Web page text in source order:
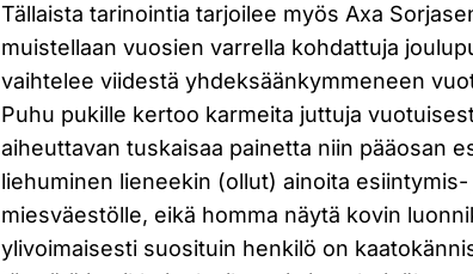
Tällaista tarinointia tarjoilee myös Axa
muistellaan vuosien varrella kohdattuja
vaihtelee viidestä yhdeksäänkymmeneen
Puhu pukille kertoo karmeita juttuja
aiheuttavan tuskaisaa painetta niin pääosan
liehuminen lieneekin (ollut) ainoita
miesväestölle, eikä homma näytä kovin
ylivoimaisesti suosituin henkilö on